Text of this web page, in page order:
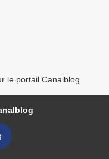
le portail Canalblog